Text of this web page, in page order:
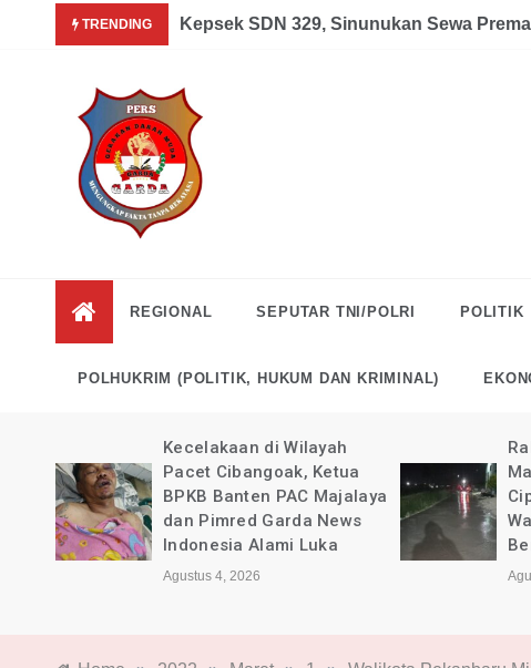
TRENDING
News Indonesia yang Sedang Pemulihan Pasca
Kepsek SDN 329, Sinunukan Sewa
News
Indonesia
Tanpa Rekayasa
REGIONAL SEPUTAR TNI/POLRI POLITIK
POLHUKRIM (POLITIK, HUKUM DAN KRIMINAL)
Kecelakaan di Wilayah
Pacet Cibangoak, Ketua
BPKB Banten PAC Majalaya
dan Pimred Garda News
Indonesia Alami Luka
Agustus 4, 2026